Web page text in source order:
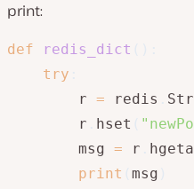
print:
def redis_dict
try
        r
= redis
        r
hset
        msg
= r
print
msg